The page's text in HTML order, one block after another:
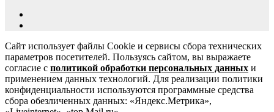
Сайт использует файлы Cookie и сервисы сбора технических
параметров посетителей. Пользуясь сайтом, вы выражаете
согласие с политикой обработки персональных данных и
применением данных технологий. Для реализации политики
конфиденциальности используются программные средства
сбора обезличенных данных: «Яндекс.Метрика»,